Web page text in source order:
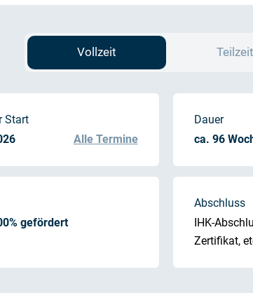
Vollzeit Teilzeit
Start
Alle Termine
Dauer
ca. 96
gefördert
Abschluss
IHK-
Zertifikat,